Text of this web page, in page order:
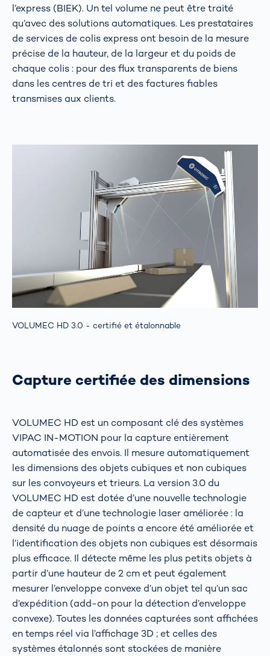
l’express (BIEK). Un tel volume ne peut être traité
qu’avec des solutions automatiques. Les prestataires
de services de colis express ont besoin de la mesure
précise de la hauteur, de la largeur et du poids de
chaque colis : pour des flux transparents de biens
dans les centres de tri et des factures fiables
transmises aux clients.
VOLUMEC HD 3.0 - certifié et étalonnable
Capture certifiée des dimensions
VOLUMEC HD est un composant clé des systèmes
VIPAC IN-MOTION pour la capture entièrement
automatisée des envois. Il mesure automatiquement
les dimensions des objets cubiques et non cubiques
sur les convoyeurs et trieurs. La version 3.0 du
VOLUMEC HD est dotée d’une nouvelle technologie
de capteur et d’une technologie laser améliorée : la
densité du nuage de points a encore été améliorée et
l’identification des objets non cubiques est désormais
plus efficace. Il détecte même les plus petits objets à
partir d’une hauteur de 2 cm et peut également
mesurer l’enveloppe convexe d’un objet tel qu’un sac
d’expédition (add-on pour la détection d’enveloppe
convexe). Toutes les données capturées sont affichées
en temps réel via l’affichage 3D ; et celles des
systèmes étalonnés sont stockées de manière